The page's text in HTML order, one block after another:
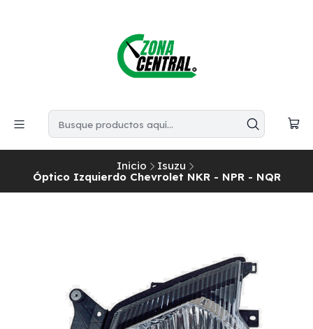
Inicio
Isuzu
Óptico Izquierdo Chevrolet NKR - NPR - NQR